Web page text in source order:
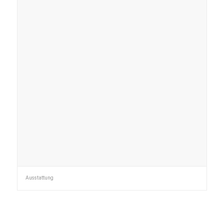
Ausstattung